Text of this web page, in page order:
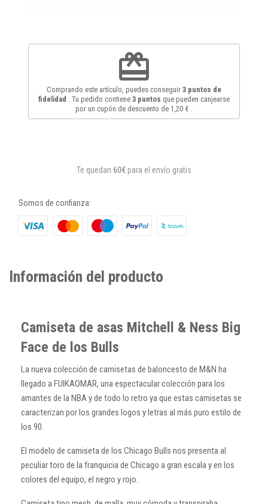
redeem
Comprando este artículo, puedes conseguir 3 puntos de
fidelidad
. Tu pedido contiene 3 puntos que pueden canjearse
por un cupón de descuento de 1,20 €
Te quedan 60€ para el envío gratis
Somos de confianza:
Información del producto
Camiseta de asas Mitchell & Ness Big
Face de los Bulls
La nueva colección de camisetas de baloncesto de M&N ha
llegado a FUIKAOMAR, una espectacular colección para los
amantes de la NBA y de todo lo retro ya que estas camisetas se
caracterizan por los grandes logos y letras al más puro estilo de
los 90.
El modelo de camiseta de los Chicago Bulls nos presenta al
peculiar toro de la franquicia de Chicago a gran escala y en los
colores del equipo, el negro y rojo.